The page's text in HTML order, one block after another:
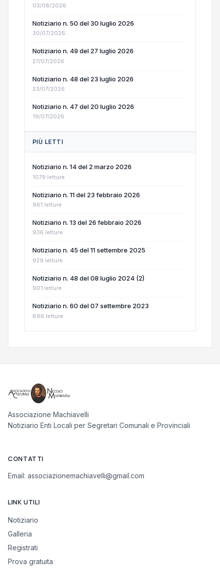
03/08/2026
Notiziario n. 50 del 30 luglio 2026
30/07/2026
Notiziario n. 49 del 27 luglio 2026
27/07/2026
Notiziario n. 48 del 23 luglio 2026
23/07/2026
Notiziario n. 47 del 20 luglio 2026
19/07/2026
PIÙ LETTI
Notiziario n. 14 del 2 marzo 2026
1079 letture
Notiziario n. 11 del 23 febbraio 2026
961 letture
Notiziario n. 13 del 26 febbraio 2026
936 letture
Notiziario n. 45 del 11 settembre 2025
929 letture
Notiziario n. 48 del 08 luglio 2024 (2)
901 letture
Notiziario n. 60 del 07 settembre 2023
896 letture
Associazione Machiavelli
Notiziario Enti Locali per Segretari Comunali e Provinciali
CONTATTI
Email: associazionemachiavelli@gmail.com
LINK UTILI
Notiziario
Galleria
Registrati
Prova gratuita